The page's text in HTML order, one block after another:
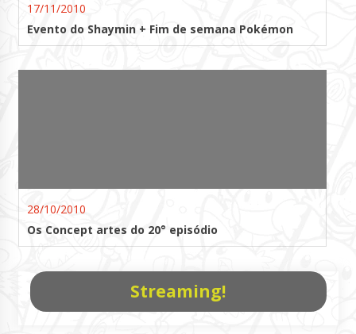
17/11/2010
Evento do Shaymin + Fim de semana Pokémon
28/10/2010
Os Concept artes do 20° episódio
Streaming!